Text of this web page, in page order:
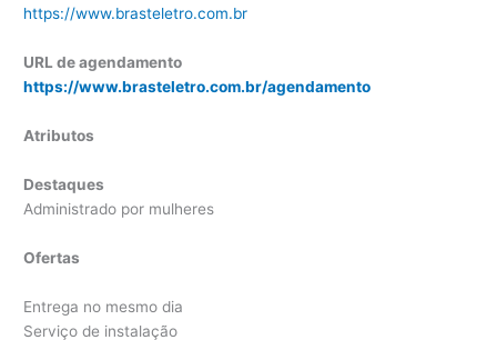
https://www.brasteletro.com.br
URL de agendamento
https://www.brasteletro.com.br/agendamento
Atributos
Destaques
Administrado por mulheres
Ofertas
Entrega no mesmo dia
Serviço de instalação